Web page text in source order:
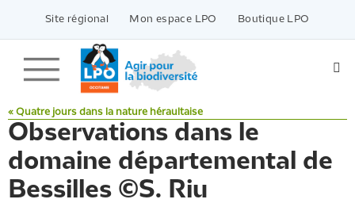
contenu
Site régional Mon espace LPO Boutique LPO
« Quatre jours dans la nature héraultaise
Observations dans le
domaine départemental de
Bessilles ©S. Riu